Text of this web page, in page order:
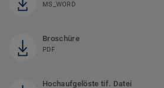
MS_WORD
Broschüre
PDF
Hochaufgelöste tif. Datei